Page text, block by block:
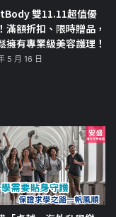
雙11.11超值優
滿額折扣、限時贈品，
擁有專業級美容護理！
5 月 16 日